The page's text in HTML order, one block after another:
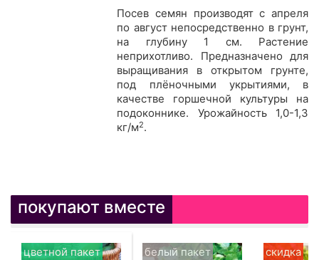
Посев семян производят с апреля
по август непосредственно в грунт,
на глубину 1 см. Растение
неприхотливо. Предназначено для
выращивания в открытом грунте,
под плёночными укрытиями, в
качестве горшечной культуры на
подоконнике. Урожайность 1,0-1,3
кг/м2.
покупают вместе
цветной пакет
белый пакет
скидка